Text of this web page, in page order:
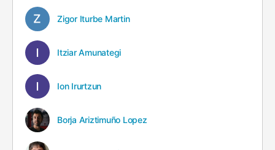
Zigor Iturbe Martin
Itziar Amunategi
Ion Irurtzun
Borja Ariztimuño Lopez